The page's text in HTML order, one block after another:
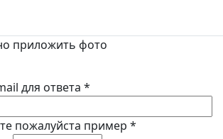
приложить фото
для ответа *
пожалуйста пример *